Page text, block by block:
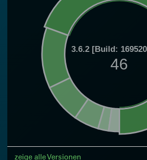
3.6.2 [Build:
46
zeige alle Versionen